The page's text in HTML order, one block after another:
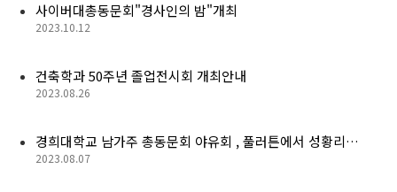
총동문회 뉴스
동문 동정
경조사
사이버대총동문회"경사인의 밤"개최
2023.10.12
건축학과 50주년 졸업전시회 개최안내
2023.08.26
경희대학교 남가주 총동문회 야유회 , 풀러튼에서 성황리…
2023.08.07